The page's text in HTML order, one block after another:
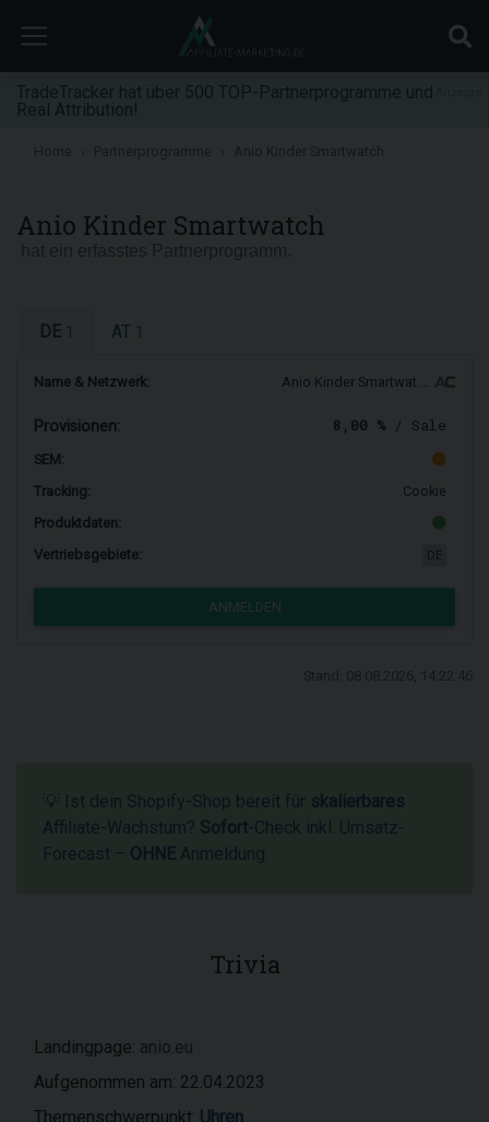
TradeTracker hat über 500 TOP-Partnerprogramme und
Real Attribution!
Home Partnerprogramme
Anio Kinder Smartwatch
DE AT
Name & Netzwerk: Anio Kinder Smartwat …
Provisionen: 8,00 % / Sale
SEM:
Tracking:
Cookie
Produktdaten:
Vertriebsgebiete:
ANMELDEN
💡 Ist dein Shopify-Shop bereit für skalierbares
Affiliate-Wachstum? Sofort-Check inkl. Umsatz-
Forecast – OHNE Anmeldung.
Trivia
Landingpage: anio.eu
Aufgenommen am: 22.04.2023
Themenschwerpunkt: Uhren